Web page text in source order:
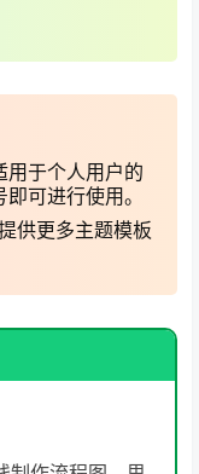
用于个人用户的
可进行使用。
供更多主题模板